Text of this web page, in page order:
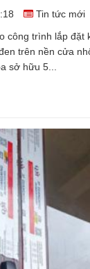
Tin tức mới
công trình lắp đặt
trên nền cửa
sở hữu 5...